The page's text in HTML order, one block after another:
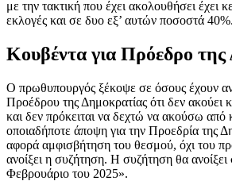
με την τακτική που έχει ακολουθήσει έχει
εκλογές και σε δυο εξ’ αυτών ποσοστά 40%.
Κουβέντα για Πρόεδρο της
Ο πρωθυπουργός ξέκοψε σε όσους έχουν
Προέδρου της Δημοκρατίας ότι δεν ακούει
και δεν πρόκειται να δεχτώ να ακούσω από
οποιαδήποτε άποψη για την Προεδρία της
αφορά αμφισβήτηση του θεσμού, όχι του
ανοίξει η συζήτηση. Η συζήτηση θα ανοίξει
Φεβρουάριο του 2025».